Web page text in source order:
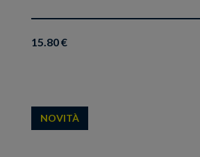
15.80 €
NOVITÀ